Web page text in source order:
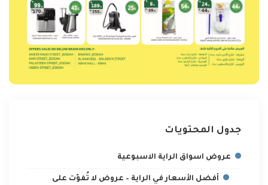
جدول المحتويات
عروض اسواق الراية الاسبوعية
أفضل الأسعار في الراية – عروض لا تُفوّت على